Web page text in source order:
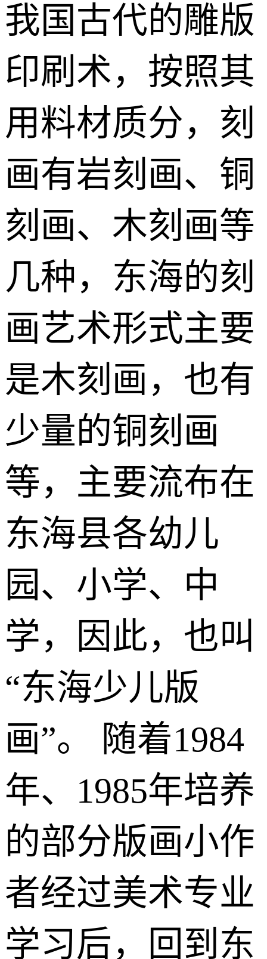
我国古代的雕版
印刷术，按照其
用料材质分，刻
画有岩刻画、铜
刻画、木刻画等
几种，东海的刻
画艺术形式主要
是木刻画，也有
少量的铜刻画
等，主要流布在
东海县各幼儿
园、小学、中
学，因此，也叫
“东海少儿版
画”。 随着1984
年、1985年培养
的部分版画小作
者经过美术专业
学习后，回到东